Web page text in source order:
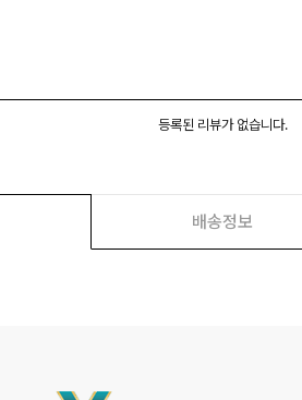
등록된 리뷰가 없습니다.
배송정보